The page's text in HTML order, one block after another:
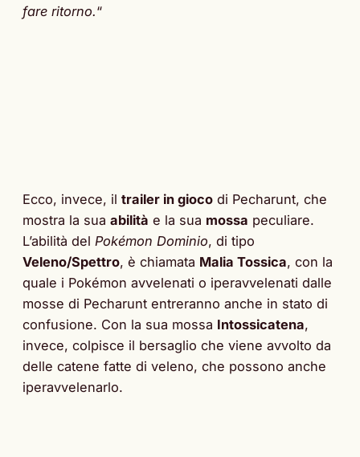
fare ritorno.​“
Ecco, invece, il trailer in gioco di Pecharunt, che
mostra la sua abilità e la sua mossa peculiare.
L’abilità del Pokémon Dominio, di tipo
Veleno/Spettro, è chiamata Malia Tossica, con la
quale i Pokémon avvelenati o iperavvelenati dalle
mosse di Pecharunt entreranno anche in stato di
confusione. Con la sua mossa Intossicatena,
invece, colpisce il bersaglio che viene avvolto da
delle catene fatte di veleno, che possono anche
iperavvelenarlo.